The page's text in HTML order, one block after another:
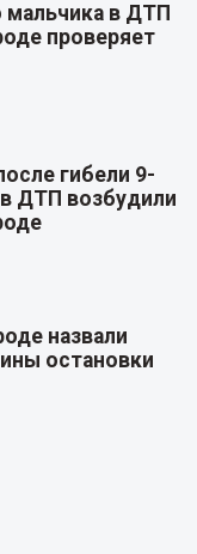
мальчика в ДТП
проверяет
гибели 9-
ДТП возбудили
назвали
остановки